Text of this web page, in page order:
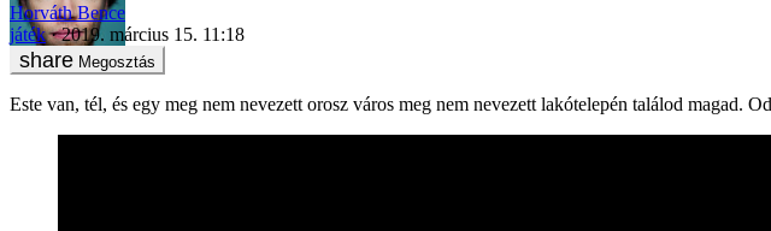
Horváth Bence
játék
2019. március 15. 11:18
Megosztás
Este van, tél, és egy meg nem nevezett orosz város meg nem nevezett lakótelepén találod magad.